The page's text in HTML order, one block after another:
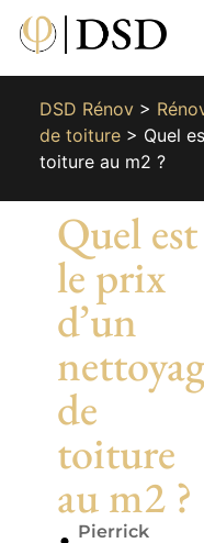
DSD Rénov>
de toiture> Quel
toiture au m2 ?
Quel est
le prix
d’un
de
toiture
au m2 ?
Pierrick